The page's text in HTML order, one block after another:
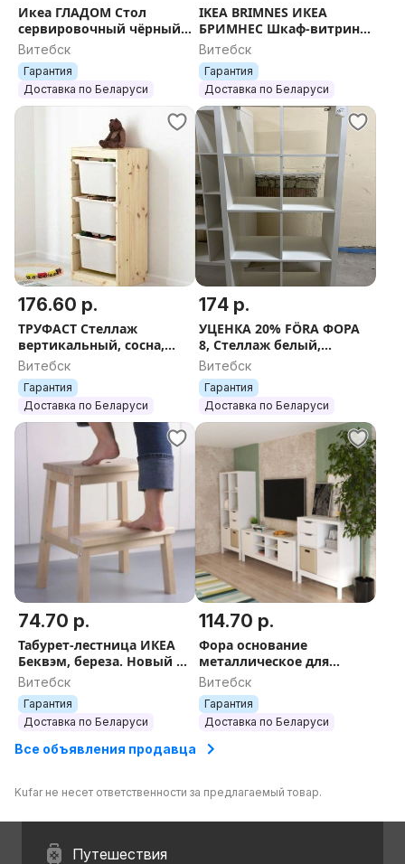
Икеа ГЛАДОМ Стол
сервировочный чёрный/
белый/серо-бежевый
Витебск
Гарантия
Доставка по Беларуси
IKEA BRIMNES ИКЕА
БРИМНЕС Шкаф-витрина
2х дверный, стекло,
белый/черно-
коричневый 80x190 см
Витебск
Гарантия
Доставка по Беларуси
176.60 р.
ТРУФАСТ Стеллаж
вертикальный, сосна,
91х44х30 см.
Витебск
Гарантия
Доставка по Беларуси
174 р.
УЦЕНКА 20% FÖRA ФОРА
8, Стеллаж белый,
77x147х38 см
Витебск
Гарантия
Доставка по Беларуси
74.70 р.
Табурет-лестница ИКЕА
Беквэм, береза. Новый в
упаковке.
Витебск
Гарантия
Доставка по Беларуси
114.70 р.
Фора основание
металлическое для
стеллажа,
76х38х18/146х38х18
белый
Витебск
Гарантия
Доставка по Беларуси
Все объявления продавца
Kufar не несет ответственности за предлагаемый товар.
Путешествия